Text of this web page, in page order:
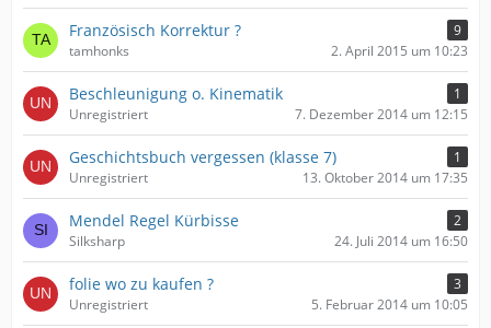
Französisch Korrektur ?
9
tamhonks
2. April 2015 um 10:23
Beschleunigung o. Kinematik
1
Unregistriert
7. Dezember 2014 um 12:15
Geschichtsbuch vergessen (klasse 7)
1
Unregistriert
13. Oktober 2014 um 17:35
Mendel Regel Kürbisse
2
Silksharp
24. Juli 2014 um 16:50
folie wo zu kaufen ?
3
Unregistriert
5. Februar 2014 um 10:05